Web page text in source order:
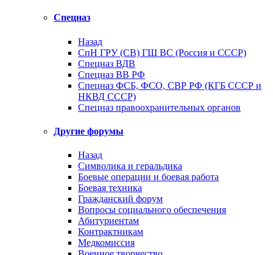
Спецназ
Назад
СпН ГРУ (СВ) ГШ ВС (Россия и СССР)
Спецназ ВДВ
Спецназ ВВ РФ
Спецназ ФСБ, ФСО, СВР РФ (КГБ СССР и
НКВД СССР)
Спецназ правоохранительных органов
Другие форумы
Назад
Символика и геральдика
Боевые операции и боевая работа
Боевая техника
Гражданский форум
Вопросы социального обеспечения
Абитуриентам
Контрактникам
Медкомиссия